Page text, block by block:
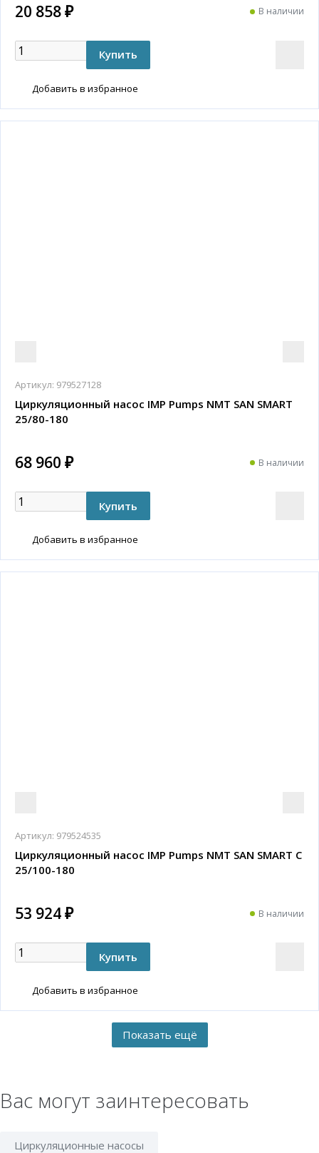
20 858 ₽ В наличии
Добавить в избранное
Артикул: 979527128
Циркуляционный насос IMP Pumps NMT SAN SMART
25/80-180
68 960 ₽ В наличии
Добавить в избранное
Артикул: 979524535
Циркуляционный насос IMP Pumps NMT SAN SMART C
25/100-180
53 924 ₽ В наличии
Добавить в избранное
Вас могут заинтересовать
Циркуляционные насосы